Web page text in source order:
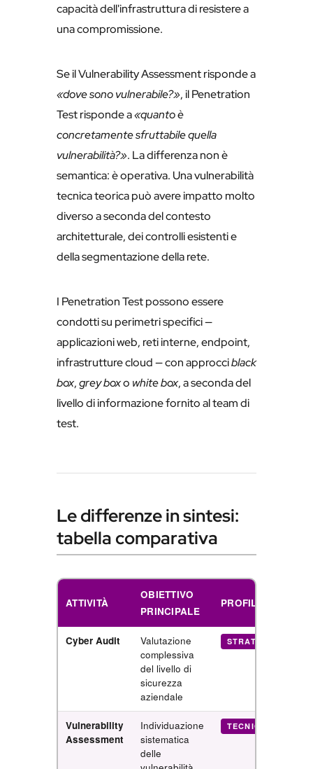
capacità dell'infrastruttura di resistere a
una compromissione.
Se il Vulnerability Assessment risponde a
«dove sono vulnerabile?», il Penetration
Test risponde a«quanto è
concretamente sfruttabile quella
vulnerabilità?». La differenza non è
semantica: è operativa. Una vulnerabilità
tecnica teorica può avere impatto molto
diverso a seconda del contesto
architetturale, dei controlli esistenti e
della segmentazione della rete.
I Penetration Test possono essere
condotti su perimetri specifici —
applicazioni web, reti interne, endpoint,
infrastrutture cloud — con approcciblack
box,grey boxo white box, a seconda del
livello di informazione fornito al team di
test.
Le differenze in sintesi:
tabella comparativa
ATTIVITÀ
OBIETTIVO
PRINCIPALE
PROFILO
Cyber Audit
Valutazione
complessiva
del livello di
sicurezza
aziendale
STRATEGICO
Vulnerability
Assessment
Individuazione
sistematica
delle
TECNICO